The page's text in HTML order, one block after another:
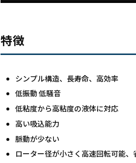
特徴
シンプル構造、長寿命、高効率
低振動 低騒音
低粘度から高粘度の液体に対応
高い吸込能力
脈動が少ない
ローター径が小さく高速回転可能、